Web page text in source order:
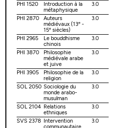
PHI 1520
Introduction à la
métaphysique
3.0
PHI 2870
Auteurs
médiévaux (13e-
15esiècles)
3.0
PHI 2965
Le bouddhisme
chinois
3.0
PHI 3870
Philosophie
médiévale arabe
et juive
3.0
PHI 3905
Philosophie de la
religion
3.0
SOL 2050 Sociologie du
monde arabo-
musulman
3.0
SOL 2104 Relations
ethniques
3.0
SVS 2378 Intervention
communautaire
3.0